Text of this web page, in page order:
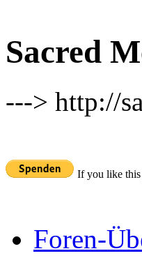
Sacred
---> http://
If you like this
Foren-